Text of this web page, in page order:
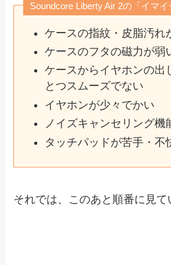
Soundcore Liberty Air 2の「イマイ
ケースの指紋・皮脂汚れ
ケースのフタの磁力が弱
ケースからイヤホンの出
とつスムーズでない
イヤホンが少々でかい
ノイズキャンセリング機
タッチパッドが苦手・不
それでは、このあと順番に見て